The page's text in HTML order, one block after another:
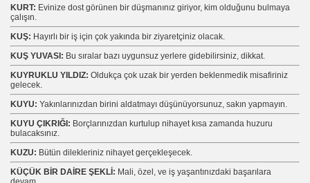
KURT: Evinize dost görünen bir düşmanınız giriyor, kim olduğunu bulmaya
çalışın.
KUŞ: Hayırlı bir iş için çok yakında bir ziyaretçiniz olacak.
KUŞ YUVASI: Bu sıralar bazı uygunsuz yerlere gidebilirsiniz, dikkat.
KUYRUKLU YILDIZ: Oldukça çok uzak bir yerden beklenmedik misafiriniz
gelecek.
KUYU: Yakınlarınızdan birini aldatmayı düşünüyorsunuz, sakın yapmayın.
KUYU ÇIKRIĞI: Borçlarınızdan kurtulup nihayet kısa zamanda huzuru
bulacaksınız.
KUZU: Bütün dilekleriniz nihayet gerçekleşecek.
KÜÇÜK BİR DAİRE ŞEKLİ: Mali, özel, ve iş yaşantınızdaki başarılara